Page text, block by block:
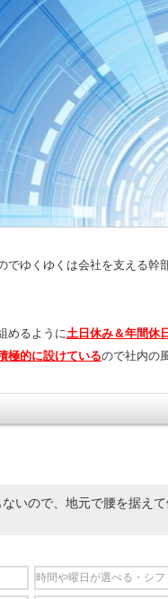
でゆくゆくは会社を支える幹
めるように土日休み＆年間休
極的に設けているので社内の
いので、地元で腰を据え
時間や曜日が選べる・シフ